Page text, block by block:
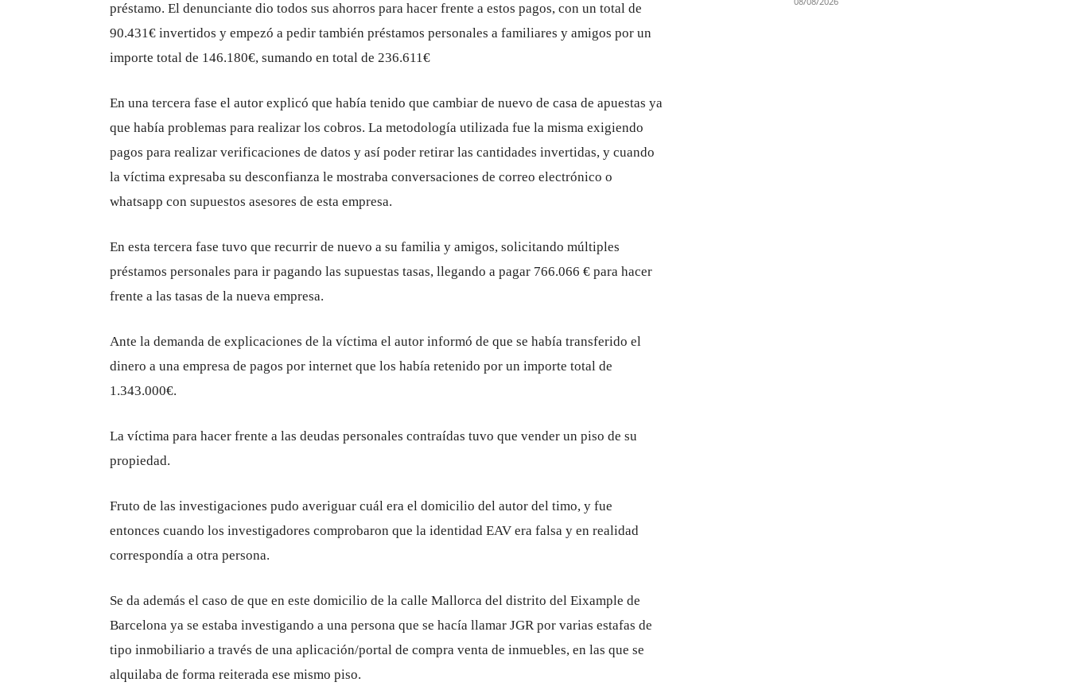
préstamo. El denunciante dio todos sus ahorros para hacer frente a estos pagos, con un total de
90.431€ invertidos y empezó a pedir también préstamos personales a familiares y amigos por un
importe total de 146.180€, sumando en total de 236.611€
En una tercera fase el autor explicó que había tenido que cambiar de nuevo de casa de apuestas ya
que había problemas para realizar los cobros. La metodología utilizada fue la misma exigiendo
pagos para realizar verificaciones de datos y así poder retirar las cantidades invertidas, y cuando
la víctima expresaba su desconfianza le mostraba conversaciones de correo electrónico o
whatsapp con supuestos asesores de esta empresa.
En esta tercera fase tuvo que recurrir de nuevo a su familia y amigos, solicitando múltiples
préstamos personales para ir pagando las supuestas tasas, llegando a pagar 766.066 € para hacer
frente a las tasas de la nueva empresa.
Ante la demanda de explicaciones de la víctima el autor informó de que se había transferido el
dinero a una empresa de pagos por internet que los había retenido por un importe total de
1.343.000€.
La víctima para hacer frente a las deudas personales contraídas tuvo que vender un piso de su
propiedad.
Fruto de las investigaciones pudo averiguar cuál era el domicilio del autor del timo, y fue
entonces cuando los investigadores comprobaron que la identidad EAV era falsa y en realidad
correspondía a otra persona.
Se da además el caso de que en este domicilio de la calle Mallorca del distrito del Eixample de
Barcelona ya se estaba investigando a una persona que se hacía llamar JGR por varias estafas de
tipo inmobiliario a través de una aplicación/portal de compra venta de inmuebles, en las que se
alquilaba de forma reiterada ese mismo piso.